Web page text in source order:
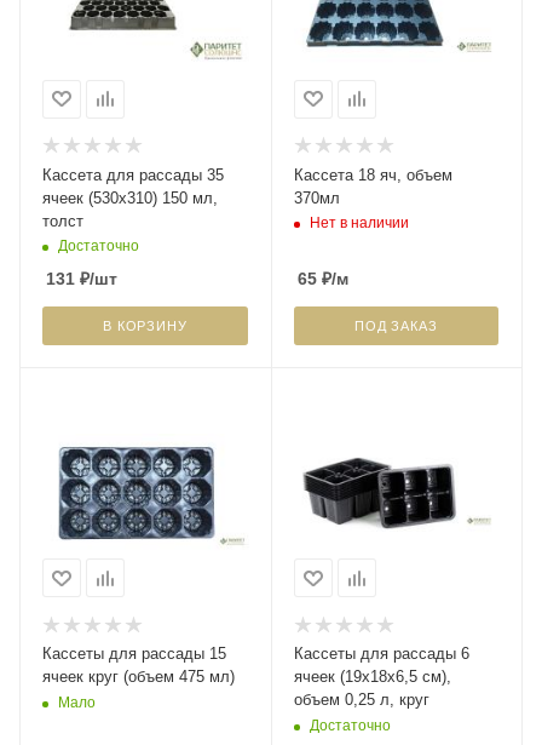
Кассета для рассады 35
ячеек (530х310) 150 мл,
толст
Достаточно
131 ₽/шт
В КОРЗИНУ
Кассета 18 яч, объем
370мл
Нет в наличии
65₽/м
ПОД ЗАКАЗ
Кассеты для рассады 15
ячеек круг (объем 475 мл)
Мало
Кассеты для рассады 6
ячеек (19х18х6,5 см),
объем 0,25 л, круг
Достаточно